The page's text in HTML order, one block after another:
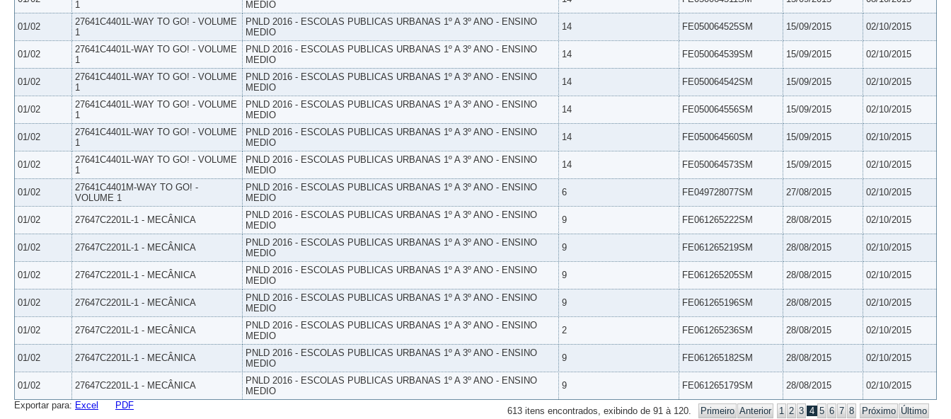
1
MEDIO
01/02
27641C4401L-WAY TO GO! - VOLUME
1
PNLD 2016 - ESCOLAS PUBLICAS URBANAS 1º A 3º ANO - ENSINO
MEDIO
14 FE050064525SM 15/09/2015 02/10/2015
01/02
27641C4401L-WAY TO GO! - VOLUME
1
PNLD 2016 - ESCOLAS PUBLICAS URBANAS 1º A 3º ANO - ENSINO
MEDIO
14 FE050064539SM 15/09/2015 02/10/2015
01/02
27641C4401L-WAY TO GO! - VOLUME
1
PNLD 2016 - ESCOLAS PUBLICAS URBANAS 1º A 3º ANO - ENSINO
MEDIO
14 FE050064542SM 15/09/2015 02/10/2015
01/02
27641C4401L-WAY TO GO! - VOLUME
1
PNLD 2016 - ESCOLAS PUBLICAS URBANAS 1º A 3º ANO - ENSINO
MEDIO
14 FE050064556SM 15/09/2015 02/10/2015
01/02
27641C4401L-WAY TO GO! - VOLUME
1
PNLD 2016 - ESCOLAS PUBLICAS URBANAS 1º A 3º ANO - ENSINO
MEDIO
14 FE050064560SM 15/09/2015 02/10/2015
01/02
27641C4401L-WAY TO GO! - VOLUME
1
PNLD 2016 - ESCOLAS PUBLICAS URBANAS 1º A 3º ANO - ENSINO
MEDIO
14 FE050064573SM 15/09/2015 02/10/2015
01/02
27641C4401M-WAY TO GO! -
VOLUME 1
PNLD 2016 - ESCOLAS PUBLICAS URBANAS 1º A 3º ANO - ENSINO
MEDIO
6 FE049728077SM 27/08/2015 02/10/2015
01/02 27647C2201L-1 - MECÂNICA
PNLD 2016 - ESCOLAS PUBLICAS URBANAS 1º A 3º ANO - ENSINO
MEDIO
9 FE061265222SM 28/08/2015 02/10/2015
01/02 27647C2201L-1 - MECÂNICA
PNLD 2016 - ESCOLAS PUBLICAS URBANAS 1º A 3º ANO - ENSINO
MEDIO
9 FE061265219SM 28/08/2015 02/10/2015
01/02 27647C2201L-1 - MECÂNICA
PNLD 2016 - ESCOLAS PUBLICAS URBANAS 1º A 3º ANO - ENSINO
MEDIO
9 FE061265205SM 28/08/2015 02/10/2015
01/02 27647C2201L-1 - MECÂNICA
PNLD 2016 - ESCOLAS PUBLICAS URBANAS 1º A 3º ANO - ENSINO
MEDIO
9 FE061265196SM 28/08/2015 02/10/2015
01/02 27647C2201L-1 - MECÂNICA
PNLD 2016 - ESCOLAS PUBLICAS URBANAS 1º A 3º ANO - ENSINO
MEDIO
2 FE061265236SM 28/08/2015 02/10/2015
01/02 27647C2201L-1 - MECÂNICA
PNLD 2016 - ESCOLAS PUBLICAS URBANAS 1º A 3º ANO - ENSINO
MEDIO
9 FE061265182SM 28/08/2015 02/10/2015
01/02 27647C2201L-1 - MECÂNICA
PNLD 2016 - ESCOLAS PUBLICAS URBANAS 1º A 3º ANO - ENSINO
MEDIO
9 FE061265179SM 28/08/2015 02/10/2015
613 itens encontrados, exibindo de 91 à 120. Primeiro Anterior 1 2 3 4 5 6 7 8 Próximo Último
Exportar para: Excel PDF